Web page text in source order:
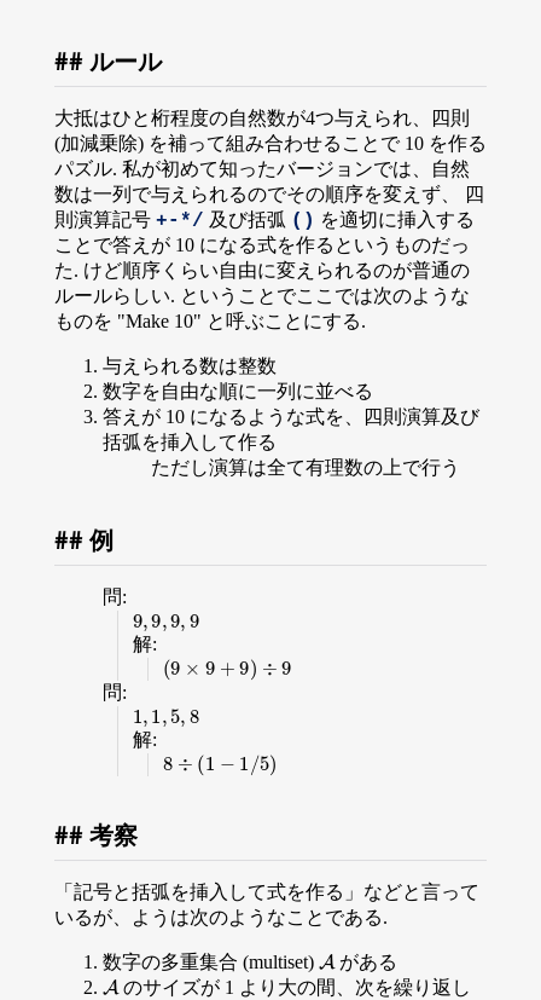
ルール
大抵はひと桁程度の自然数が4つ与えられ、四則
(加減乗除) を補って組み合わせることで 10 を作る
パズル. 私が初めて知ったバージョンでは、自然
数は一列で与えられるのでその順序を変えず、 四
則演算記号 +-*/ 及び括弧 () を適切に挿入する
ことで答えが 10 になる式を作るというものだっ
た. けど順序くらい自由に変えられるのが普通の
ルールらしい. ということでここでは次のような
ものを "Make 10" と呼ぶことにする.
与えられる数は整数
数字を自由な順に一列に並べる
答えが 10 になるような式を、四則演算及び
括弧を挿入して作る
ただし演算は全て有理数の上で行う
例
問:
9 9 9,
解:
(9 + ) ÷9
問:
1 1 5,
解:
8 1− 5)
考察
「記号と括弧を挿入して式を作る」などと言って
いるが、ようは次のようなことである.
数字の多重集合 (multiset) Aがある
Aのサイズが 1 より大の間、次を繰り返し